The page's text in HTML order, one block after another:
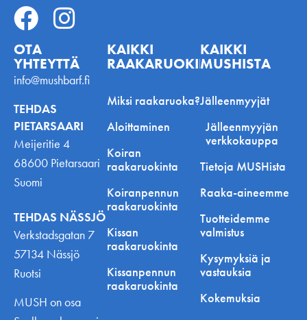
OTA
YHTEYTTÄ
info@mushbarf.fi
TEHDAS
PIETARSAARI
Meijeritie 4
68600 Pietarsaari
Suomi
TEHDAS NÄSSJÖ
Verkstadsgatan 7
57134 Nässjö
Ruotsi
MUSH on osa
KAIKKI
RAAKARUOKINNASTA
Miksi raakaruoka?
Aloittaminen
Koiran
raakaruokinta
Koiranpennun
raakaruokinta
Kissan
raakaruokinta
Kissanpennun
raakaruokinta
KAIKKI
MUSHISTA
Jälleenmyyjät
Jälleenmyyjän
verkkokauppa
Tietoja MUSHista
Raaka-aineemme
Tuotteidemme
valmistus
Kysymyksiä ja
vastauksia
Kokemuksia